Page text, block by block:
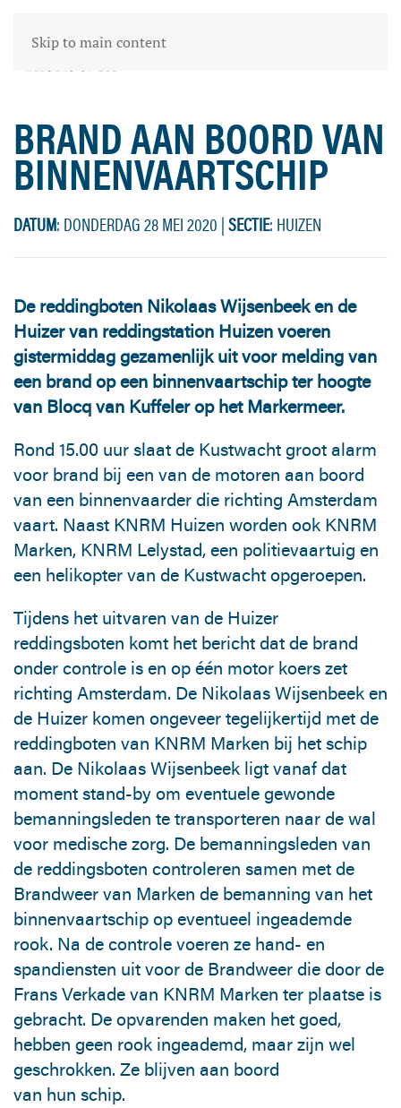
Skip to main content
BRAND AAN BOORD VAN
BINNENVAARTSCHIP
DATUM: DONDERDAG 28 MEI 2020 |SECTIE: HUIZEN
De reddingboten Nikolaas Wijsenbeek en de
Huizer van reddingstation Huizen voeren
gistermiddag gezamenlijk uit voor melding van
een brand op een binnenvaartschip ter hoogte
van Blocq van Kuffeler op het Markermeer.
Rond 15.00 uur slaat de Kustwacht groot alarm
voor brand bij een van de motoren aan boord
van een binnenvaarder die richting Amsterdam
vaart. Naast KNRM Huizen worden ook KNRM
Marken, KNRM Lelystad, een politievaartuig en
een helikopter van de Kustwacht opgeroepen.
Tijdens het uitvaren van de Huizer
reddingsboten komt het bericht dat de brand
onder controle is en op één motor koers zet
richting Amsterdam. De Nikolaas Wijsenbeek en
de Huizer komen ongeveer tegelijkertijd met de
reddingboten van KNRM Marken bij het schip
aan. De Nikolaas Wijsenbeek ligt vanaf dat
moment stand-by om eventuele gewonde
bemanningsleden te transporteren naar de wal
voor medische zorg. De bemanningsleden van
de reddingsboten controleren samen met de
Brandweer van Marken de bemanning van het
binnenvaartschip op eventueel ingeademde
rook. Na de controle voeren ze hand- en
spandiensten uit voor de Brandweer die door de
Frans Verkade van KNRM Marken ter plaatse is
gebracht. De opvarenden maken het goed,
hebben geen rook ingeademd, maar zijn wel
geschrokken. Ze blijven aan boord
van hun schip.